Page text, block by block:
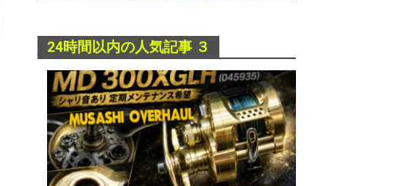
24時間以内の人気記事 ３